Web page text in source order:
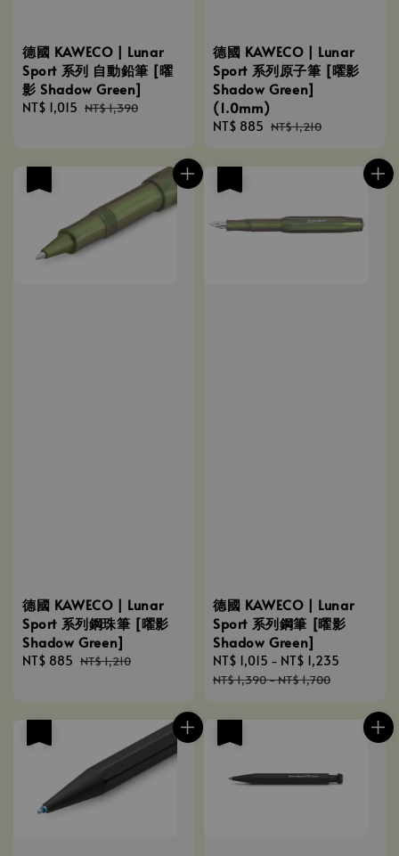
德國 KAWECO | Lunar
Sport 系列 自動鉛筆 [曜
影 Shadow Green]
Sale
NT$ 1,015 Regular
NT$ 1,390
德國 KAWECO | Lunar
Sport 系列原子筆 [曜影
Shadow Green]
(1.0mm)
Sale
NT$ 885 Regular
NT$ 1,210
德國 KAWECO | Lunar
Sport 系列鋼珠筆 [曜影
Shadow Green]
Sale
NT$ 885 Regular
NT$ 1,210
德國 KAWECO | Lunar
Sport 系列鋼筆 [曜影
Shadow Green]
Sale
price
NT$ 1,015 - NT$ 1,235
NT$ 1,390-NT$ 1,700